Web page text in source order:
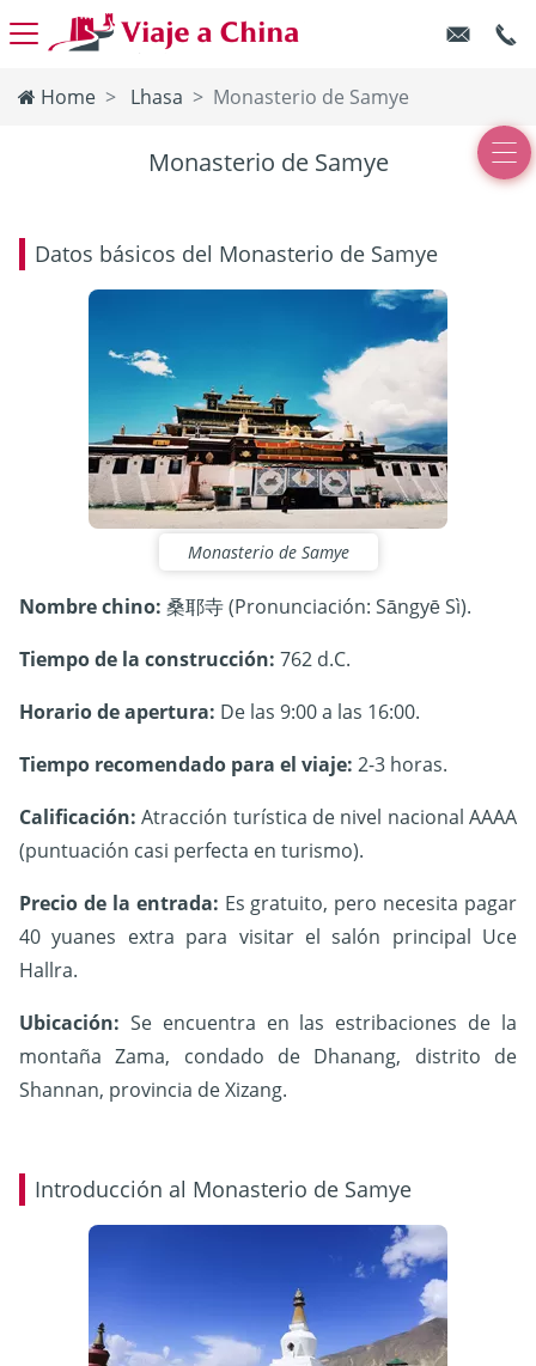
Home Lhasa Monasterio de Samye
Monasterio de Samye
Datos básicos del Monasterio de Samye
Monasterio de Samye
Nombre chino: 桑耶寺 (Pronunciación: Sāngyē Sì).
Tiempo de la construcción: 762 d.C.
Horario de apertura: De las 9:00 a las 16:00.
Tiempo recomendado para el viaje: 2-3 horas.
Calificación:Atracción turística de nivel nacional AAAA
(puntuación casi perfecta en turismo).
Precio de la entrada: Es gratuito, pero necesita pagar
40 yuanes extra para visitar el salón principal Uce
Hallra.
Ubicación: Se encuentra en las estribaciones de la
montaña Zama, condado de Dhanang, distrito de
Shannan, provincia de Xizang.
Introducción al Monasterio de Samye